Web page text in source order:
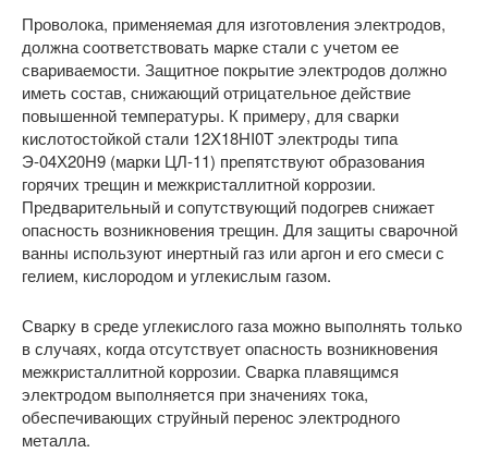
Проволока, применяемая для изготовления электродов,
должна соответствовать марке стали с учетом ее
свариваемости. Защитное покрытие электродов должно
иметь состав, снижающий отрицательное действие
повышенной температуры. К примеру, для сварки
кислотостойкой стали 12X18HI0T электроды типа
Э-04Х20Н9 (марки ЦЛ-11) препятствуют образования
горячих трещин и межкристаллитной коррозии.
Предварительный и сопутствующий подогрев снижает
опасность возникновения трещин. Для защиты сварочной
ванны используют инертный газ или аргон и его смеси с
гелием, кислородом и углекислым газом.
Сварку в среде углекислого газа можно выполнять только
в случаях, когда отсутствует опасность возникновения
межкристаллитной коррозии. Сварка плавящимся
электродом выполняется при значениях тока,
обеспечивающих струйный перенос электродного
металла.